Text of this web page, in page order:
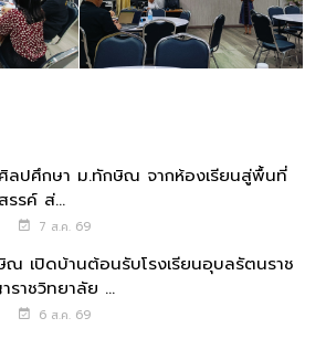
ลปศึกษา ม.ทักษิณ จากห้องเรียนสู่พื้นที่
รรค์ ส่...
7 ส.ค. 69
ณ เปิดบ้านต้อนรับโรงเรียนอุบลรัตนราช
าชวิทยาลัย ...
6 ส.ค. 69